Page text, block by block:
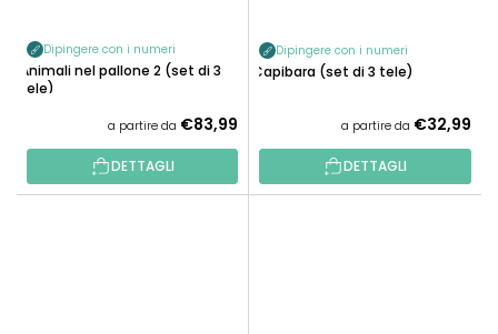
Dipingere con i numeri
Animali nel pallone 2 (set di 3
tele)
a partire da €83,99
DETTAGLI
Dipingere con i numeri
Capibara (set di 3 tele)
a partire da €32,99
DETTAGLI